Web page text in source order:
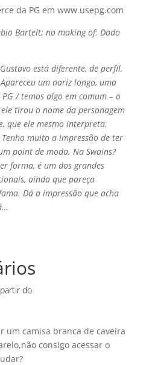
da PG em www.usepg.com
Bartelt; no making of: Dado
está diferente, de perfil,
um nariz longo, uma
/ temos algo em comum – o
tirou o nome da personagem
que ele mesmo interpreta.
muito a impressão de ter
point de moda. Na Swains?
forma, é um dos grandes
ainda que pareça
Dá a impressão que acha
do
um camisa branca de caveira
consigo acessar o